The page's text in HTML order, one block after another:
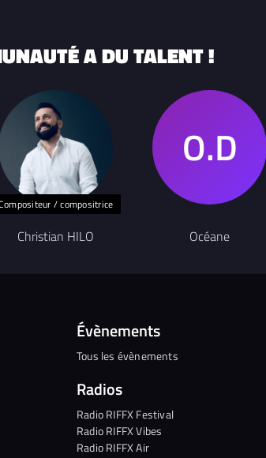
A DU TALENT !
/ compositrice
Christian HILO Océane
Évènements
Tous les évènements
Radios
Radio RIFFX Festival
Radio RIFFX Vibes
Radio RIFFX Air